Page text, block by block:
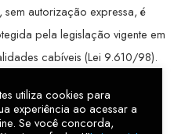
autorização expressa, é
pela legislação vigente em
cabíveis (Lei 9.610/98).
9998-1221/ E-mail:
Instagram:@brazilartes
utiliza cookies para
experiência ao acessar a
Se você concorda,